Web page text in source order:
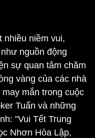
nhiều niềm vui,
nguồn động
sự quan tâm chăm
vàng của các nhà
mắn trong cuộc
Tuấn và những
"Vui Tết Trung
Nhơn Hòa Lập,